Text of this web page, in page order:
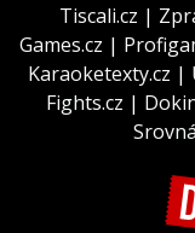
Tiscali.cz |
Games.cz |
Karaoketexty.cz |
Fights.cz |